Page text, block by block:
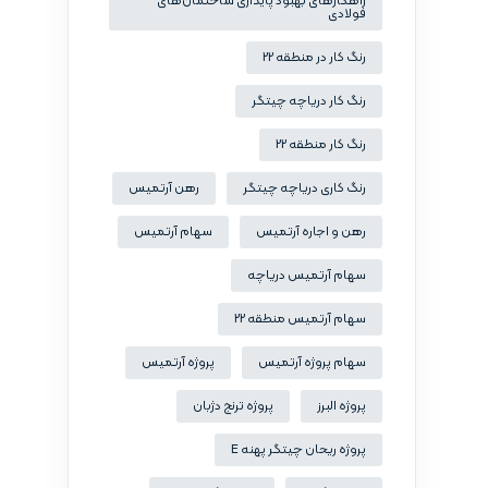
فولادی
رنگ کار در منطقه 22
رنگ کار دریاچه چیتگر
رنگ کار منطقه 22
رنگ کاری دریاچه چیتگر رهن آرتمیس
رهن و اجاره آرتمیس سهام آرتمیس
سهام آرتمیس دریاچه
سهام آرتمیس منطقه 22
سهام پروژه آرتمیس پروژه آرتمیس
پروژه البرز پروژه ترنج دژبان
پروژه ریحان چیتگر پهنه E